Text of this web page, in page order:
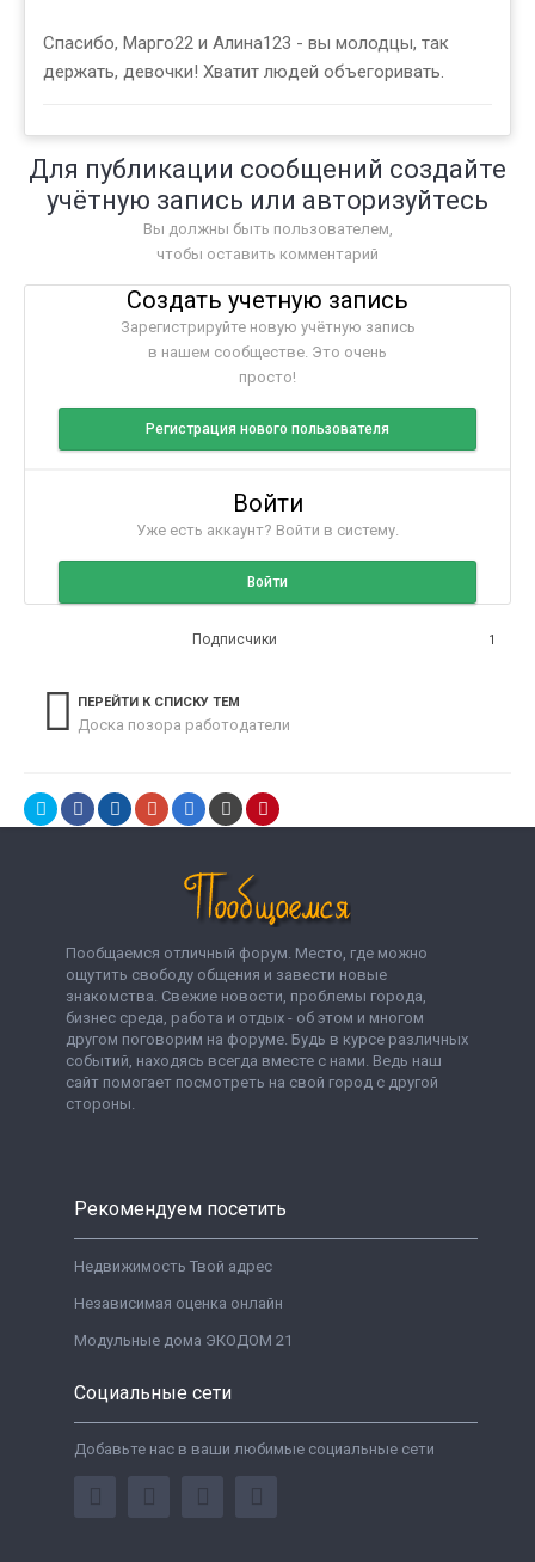
Спасибо, Марго22 и Алина123 - вы молодцы, так
держать, девочки! Хватит людей объегоривать.
Для публикации сообщений создайте
учётную запись или авторизуйтесь
Вы должны быть пользователем,
чтобы оставить комментарий
Создать учетную запись
Зарегистрируйте новую учётную запись
в нашем сообществе. Это очень
просто!
Регистрация нового пользователя
Войти
Уже есть аккаунт? Войти в систему.
Войти
Подписчики 1
ПЕРЕЙТИ К СПИСКУ ТЕМ
Доска позора работодатели
Пообщаемся отличный форум. Место, где можно
ощутить свободу общения и завести новые
знакомства. Свежие новости, проблемы города,
бизнес среда, работа и отдых - об этом и многом
другом поговорим на форуме. Будь в курсе различных
событий, находясь всегда вместе с нами. Ведь наш
сайт помогает посмотреть на свой город с другой
стороны.
Рекомендуем посетить
Недвижимость Твой адрес
Независимая оценка онлайн
Модульные дома ЭКОДОМ 21
Социальные сети
Добавьте нас в ваши любимые социальные сети